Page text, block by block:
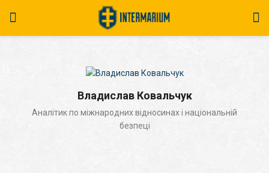
Владислав Ковальчук
Аналітик по міжнародних відносинах і національній
безпеці